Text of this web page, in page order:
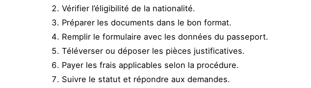
Vérifier l’éligibilité de la nationalité.
Préparer les documents dans le bon format.
Remplir le formulaire avec les données du passeport.
Téléverser ou déposer les pièces justificatives.
Payer les frais applicables selon la procédure.
Suivre le statut et répondre aux demandes.